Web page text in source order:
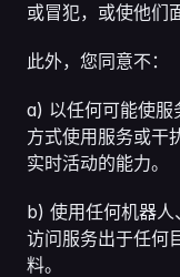
或冒犯，或使他们
此外，您同意不：
a) 以任何可能使服
方式使用服务或干
实时活动的能力。
b) 使用任何机器
访问服务出于任何
料。